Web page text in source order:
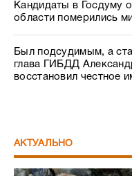
Кандидаты в Госдуму
области померились
Был подсудимым, а
глава ГИБДД
восстановил честное
АКТУАЛЬНО